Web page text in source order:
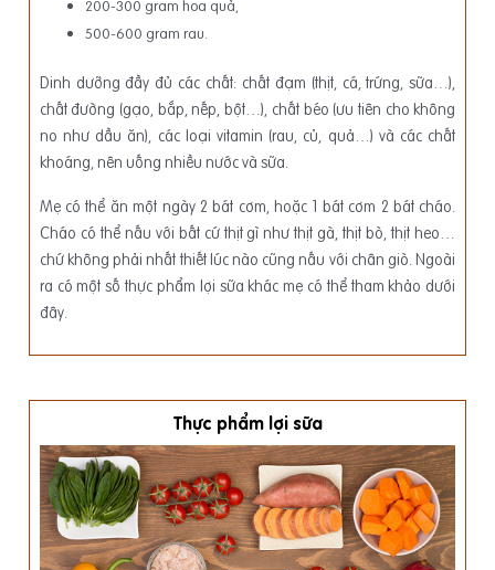
200-300 gram hoa quả,
500-600 gram rau.
Dinh dưỡng đầy đủ các chất: chất đạm (thịt, cá, trứng, sữa…),
chất đường (gạo, bắp, nếp, bột…), chất béo (ưu tiên cho không
no như dầu ăn), các loại vitamin (rau, củ, quả…) và các chất
khoáng, nên uống nhiều nước và sữa.
Mẹ có thể ăn một ngày 2 bát cơm, hoặc 1 bát cơm 2 bát cháo.
Cháo có thể nấu với bất cứ thịt gì như thịt gà, thịt bò, thịt heo…
chứ không phải nhất thiết lúc nào cũng nấu với chân giò. Ngoài
ra có một số thực phẩm lợi sữa khác mẹ có thể tham khảo dưới
đây.
Thực phẩm lợi sữa